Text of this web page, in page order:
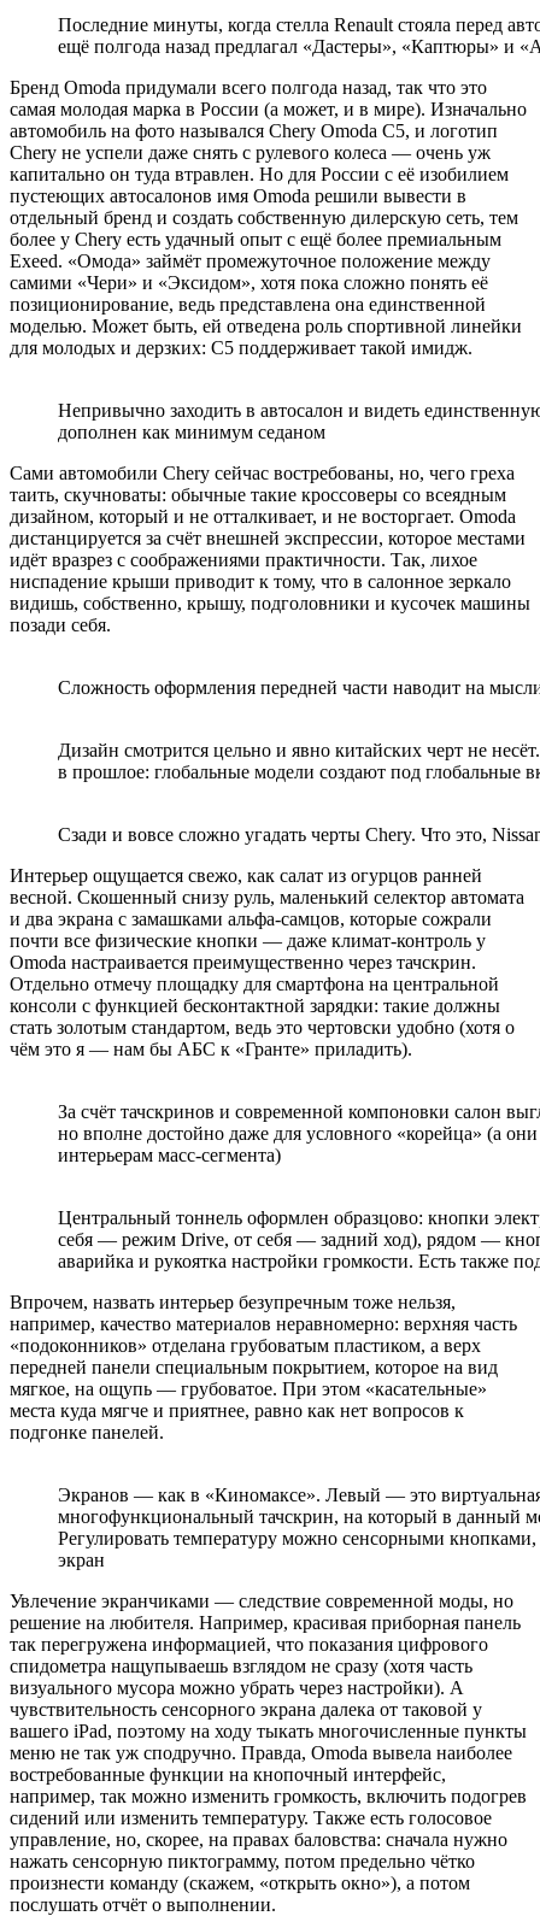
Последние минуты, когда стелла Renault стояла перед
ещё полгода назад предлагал «Дастеры», «Каптюры» и
Бренд Omoda придумали всего полгода назад, так что это
самая молодая марка в России (а может, и в мире). Изначально
автомобиль на фото назывался Chery Omoda C5, и логотип
Chery не успели даже снять с рулевого колеса — очень уж
капитально он туда втравлен. Но для России с её изобилием
пустеющих автосалонов имя Omoda решили вывести в
отдельный бренд и создать собственную дилерскую сеть, тем
более у Chery есть удачный опыт с ещё более премиальным
Exeed. «Омода» займёт промежуточное положение между
самими «Чери» и «Эксидом», хотя пока сложно понять её
позиционирование, ведь представлена она единственной
моделью. Может быть, ей отведена роль спортивной линейки
для молодых и дерзких: C5 поддерживает такой имидж.
Непривычно заходить в автосалон и видеть
дополнен как минимум седаном
Сами автомобили Chery сейчас востребованы, но, чего греха
таить, скучноваты: обычные такие кроссоверы со всеядным
дизайном, который и не отталкивает, и не восторгает. Omoda
дистанцируется за счёт внешней экспрессии, которое местами
идёт вразрез с соображениями практичности. Так, лихое
ниспадение крыши приводит к тому, что в салонное зеркало
видишь, собственно, крышу, подголовники и кусочек машины
позади себя.
Сложность оформления передней части наводит на
Дизайн смотрится цельно и явно китайских черт не
в прошлое: глобальные модели создают под глобальные
Сзади и вовсе сложно угадать черты Chery. Что это,
Интерьер ощущается свежо, как салат из огурцов ранней
весной. Скошенный снизу руль, маленький селектор автомата
и два экрана с замашками альфа-самцов, которые сожрали
почти все физические кнопки — даже климат-контроль у
Omoda настраивается преимущественно через тачскрин.
Отдельно отмечу площадку для смартфона на центральной
консоли с функцией бесконтактной зарядки: такие должны
стать золотым стандартом, ведь это чертовски удобно (хотя о
чём это я — нам бы АБС к «Гранте» приладить).
За счёт тачскринов и современной компоновки салон
но вполне достойно даже для условного «корейца» (а
интерьерам масс-сегмента)
Центральный тоннель оформлен образцово: кнопки
себя — режим Drive, от себя — задний ход), рядом —
аварийка и рукоятка настройки громкости. Есть также
Впрочем, назвать интерьер безупречным тоже нельзя,
например, качество материалов неравномерно: верхняя часть
«подоконников» отделана грубоватым пластиком, а верх
передней панели специальным покрытием, которое на вид
мягкое, на ощупь — грубоватое. При этом «касательные»
места куда мягче и приятнее, равно как нет вопросов к
подгонке панелей.
Экранов — как в «Киномаксе». Левый — это
многофункциональный тачскрин, на который в данный
Регулировать температуру можно сенсорными кнопками,
экран
Увлечение экранчиками — следствие современной моды, но
решение на любителя. Например, красивая приборная панель
так перегружена информацией, что показания цифрового
спидометра нащупываешь взглядом не сразу (хотя часть
визуального мусора можно убрать через настройки). А
чувствительность сенсорного экрана далека от таковой у
вашего iPad, поэтому на ходу тыкать многочисленные пункты
меню не так уж сподручно. Правда, Omoda вывела наиболее
востребованные функции на кнопочный интерфейс,
например, так можно изменить громкость, включить подогрев
сидений или изменить температуру. Также есть голосовое
управление, но, скорее, на правах баловства: сначала нужно
нажать сенсорную пиктограмму, потом предельно чётко
произнести команду (скажем, «открыть окно»), а потом
послушать отчёт о выполнении.